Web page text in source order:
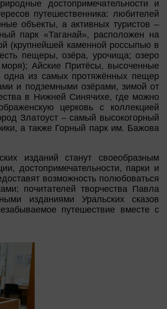
достопримечательности и
путешественника: любителей
объекты, а активных туристов –
парк «Таганай», расположен на
(крупнейшей каменной россыпью в
пещеры, озёра, урочища; озеро
Айские Притёсы, высоченные
одна из самых протяжённых пещер
и подземными озёрами, зимой от
в Нижней Синячихе, где можно
церковь с коллекцией
Златоуст – самый высокогорный
а также Горный парк им. Бажова
изданий станут своеобразным
достопримечательности, парки и
возможность полюбоваться
почитателей творчества Павла
изданиями Уральских сказов
путешествие вместе с